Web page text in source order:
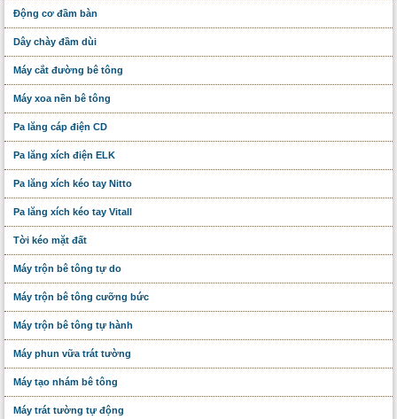
Động cơ đầm bàn
Dây chày đầm dùi
Máy cắt đường bê tông
Máy xoa nền bê tông
Pa lăng cáp điện CD
Pa lăng xích điện ELK
Pa lăng xích kéo tay Nitto
Pa lăng xích kéo tay Vitall
Tời kéo mặt đất
Máy trộn bê tông tự do
Máy trộn bê tông cưỡng bức
Máy trộn bê tông tự hành
Máy phun vữa trát tường
Máy tạo nhám bê tông
Máy trát tường tự động